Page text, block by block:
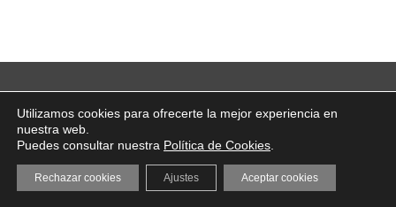
Utilizamos cookies para ofrecerte la mejor experiencia en
nuestra web.
Puedes consultar nuestra Política de Cookies
Aceptar cookies
Rechazar cookies Ajustes